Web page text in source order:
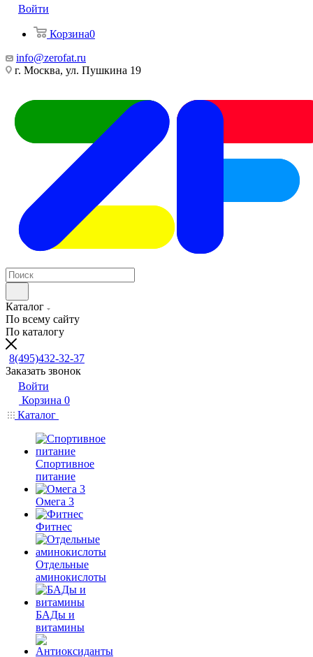
Войти
Корзина0
info@zerofat.ru
г. Москва, ул. Пушкина 19
Каталог
По всему сайту
По каталогу
8(495)432-32-37
Заказать звонок
Войти
Корзина 0
Каталог
Спортивное
питание
Омега 3
Фитнес
Отдельные
аминокислоты
БАДы и
витамины